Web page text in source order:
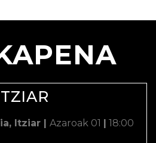
Itziar | Azaroak 01 | 18:00